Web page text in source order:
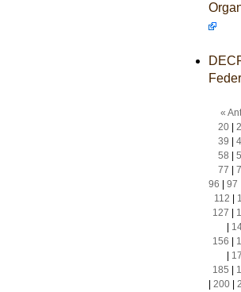
«
20|
39
58
77
96
97
112
127
156
185
200|